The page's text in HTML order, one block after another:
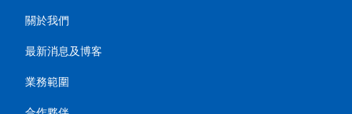
關於我們
最新消息及博客
業務範圍